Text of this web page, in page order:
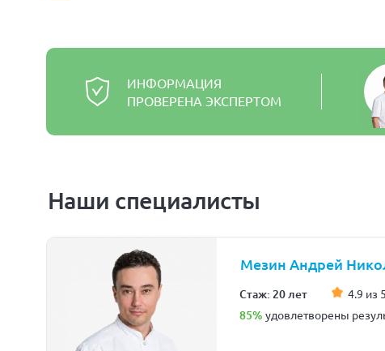
ИНФОРМАЦИЯ
ПРОВЕРЕНА ЭКСПЕРТОМ
Наши специалисты
Мезин Андрей
Стаж: 20 лет 4.9 из 5
85% удовлетворены